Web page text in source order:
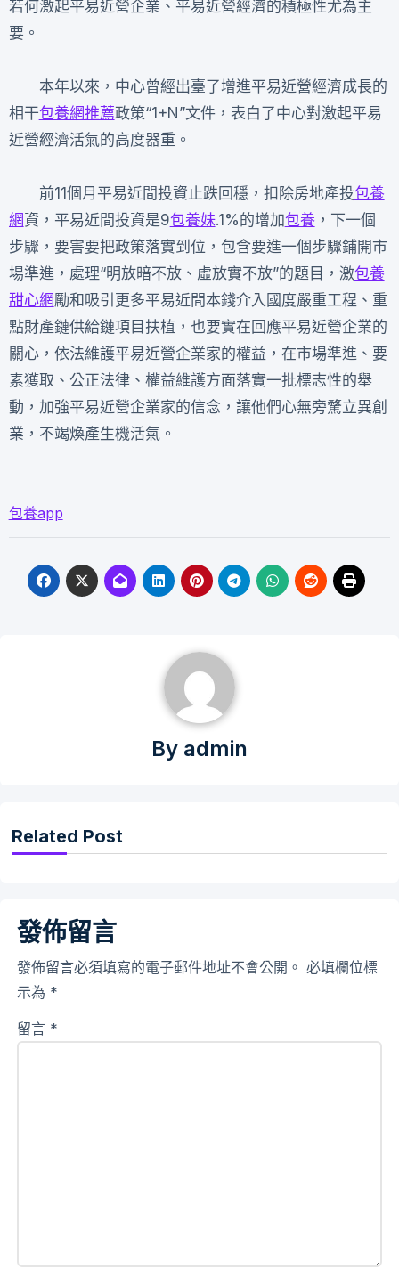
若何激起平易近營企業、平易近營經濟的積極性尤為主
要。
本年以來，中心曾經出臺了增進平易近營經濟成長的
相干包養網推薦政策“1+N”文件，表白了中心對激起平易
近營經濟活氣的高度器重。
前11個月平易近間投資止跌回穩，扣除房地產投包養
網資，平易近間投資是9包養妹.1%的增加包養，下一個
步驟，要害要把政策落實到位，包含要進一個步驟鋪開市
場準進，處理“明放暗不放、虛放實不放”的題目，激包養
甜心網勵和吸引更多平易近間本錢介入國度嚴重工程、重
點財產鏈供給鏈項目扶植，也要實在回應平易近營企業的
關心，依法維護平易近營企業家的權益，在市場準進、要
素獲取、公正法律、權益維護方面落實一批標志性的舉
動，加強平易近營企業家的信念，讓他們心無旁騖立異創
業，不竭煥產生機活氣。
包養app
By admin
Related Post
發佈留言
發佈留言必須填寫的電子郵件地址不會公開。 必填欄位標
示為 *
留言 *